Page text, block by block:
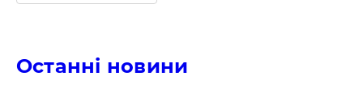
Останні новини